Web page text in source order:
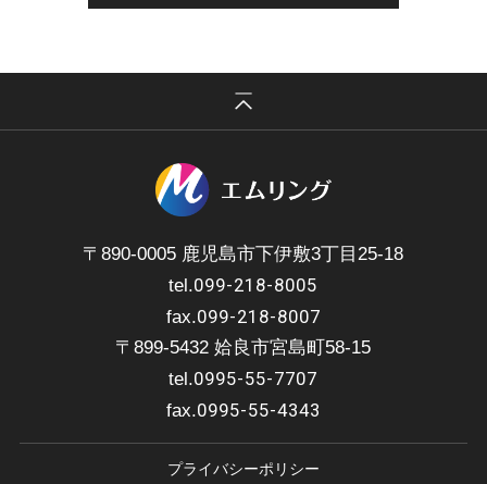
〒890-0005 鹿児島市下伊敷3丁目25-18
tel.099-218-8005
fax.099-218-8007
〒899-5432 姶良市宮島町58-15
tel.0995-55-7707
fax.0995-55-4343
プライバシーポリシー